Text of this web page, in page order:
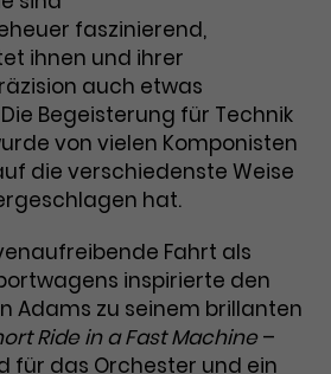
Analytics
ein von Google Analytics
Cookie. Bestimmte
werden nur maximal einmal
Minute an Google Analytics
Solange es gesetzt ist,
bestimmte
Cookie wird verwendet, um
mit
zu messen und
Funktionen
/ DoubleClick
faszinierend,
ihnen und ihrer
auch etwas
Begeisterung für Technik
von vielen Komponisten
die verschiedenste Weise
hat.
Fahrt als
inspirierte den
Adams zu seinem brillanten
Ride in a Fast Machine–
für das Orchester und ein